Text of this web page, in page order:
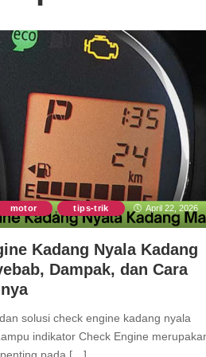
motor , tips-trik April 22, 2026
Kadang Nyala Kadang
Dampak, dan Cara
solusi check engine kadang nyala
indikator Check Engine